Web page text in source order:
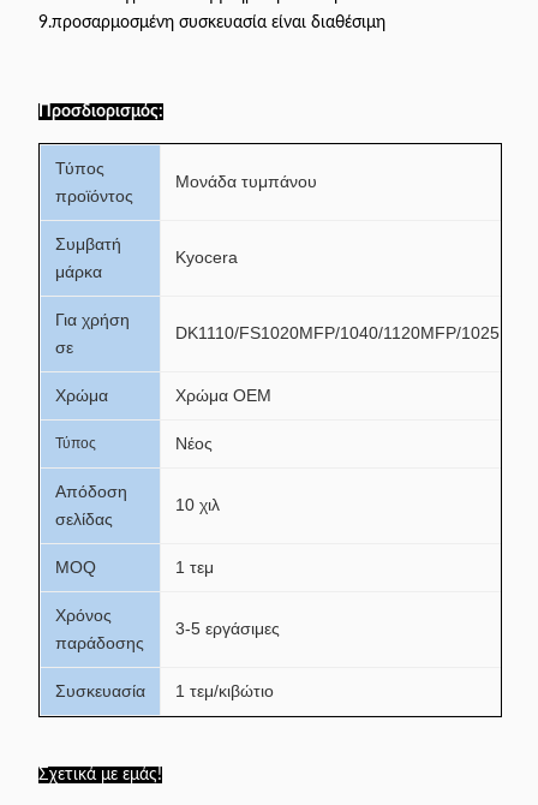
9.προσαρμοσμένη συσκευασία είναι διαθέσιμη
Προσδιορισμός:
Τύπος
προϊόντος
Μονάδα τυμπάνου
Συμβατή
μάρκα
Kyocera
Για χρήση
σε
DK1110/FS1020MFP/1040/1120MFP/
Χρώμα Χρώμα OEM
Τύπος Νέος
Απόδοση
σελίδας
10 χιλ
MOQ 1 τεμ
Χρόνος
παράδοσης
3-5 εργάσιμες
Συσκευασία 1 τεμ/κιβώτιο
Σχετικά με εμάς!